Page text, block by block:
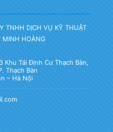
TNHH DỊCH VỤ KỸ THUẬT
MINH HOÀNG
Khu Tái Định Cư Thạch Bàn,
Thạch Bàn
– Hà Nội